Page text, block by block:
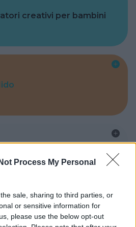
Process My Personal
sale, sharing to third parties, or
or sensitive information for
please use the below opt-out
creativi per bambini